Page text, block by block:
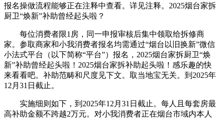
报名操做流程能够正在注释中查看。详见注释。2025烟台家拆
厨卫“焕新”补助曾经起头啦？
每位消费者限1房，同一申报审核后集中领取给拆修商
家。参取商家和小我消费者报名均需通过“烟台以旧换新”微信
小法式平台（以下简称“平台”）报名，2025烟台家拆厨卫“焕
新”补助曾经起头啦！2025烟台家拆补助起头啦！感乐趣的快
来看看吧。补助范畴和尺度见下文。取当地宝无关。到2025年
12月31日截止。
实施细则如下，到2025年12月31日截止。每人且每套房最
高补助金额不跨越2万元。对小我消费者正在烟台市域内本人